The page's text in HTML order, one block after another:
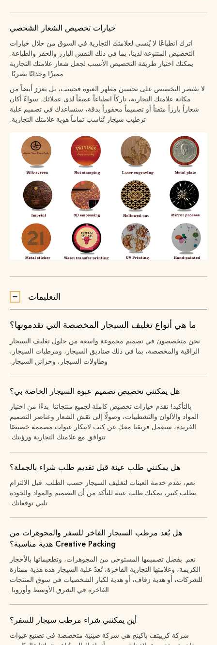
خيارات تخصيص الشعار الشخصي
اترك انطباعًا لا يُنسى لعلامتك التجارية في السوق من خلال خيارات
التخصيص المتنوعة لدينا، بما في ذلك النقش البارز والحفر والطباعة.
يمكنك اختيار طريقة التخصيص الأنسب لجعل شعار علامتك التجارية
مميزًا وجذابًا بصريًا.
لا يقتصر التخصيص على تحسين مظهر العبوة فحسب، بل يعزز أيضاً من
مكانة علامتك التجارية، تاركاً انطباعاً عميقاً لدى عملائك. سواءً أكان
شعاراً بارزاً متقناً أو تصميماً محفوراً بدقة، سنساعدك في تصميم علبة
ترطيب سيجار تُناسب تماماً هوية علامتك التجارية.
التعليمات
ما هي أنواع تغليف السيجار المخصصة التي تقدمونها؟
نحن متخصصون في تصميم مجموعة واسعة من حلول تغليف السيجار
الراقية والمخصصة، بما في ذلك صناديق السيجار، ومرطبات السيجار،
وطاولات السيجار، وخزائن السيجار.
هل يمكنني تخصيص تصميم عبوة السيجار الخاصة بي؟
بالتأكيد! نقدم خيارات تخصيص كاملة لجميع منتجاتنا. بدءًا من اختيار
المواد والألوان والتشطيبات، وصولًا إلى نقش الشعار وعناصر التصميم
الفريدة، سيعمل فريقنا معك عن كثب لابتكار عبوات مصممة خصيصًا
تتوافق مع علامتك التجارية ورؤيتك.
هل يمكنني طلب عينة قبل تقديم طلب شراء بالجملة؟
نعم، نقدم خدمة العينات لتغليف السيجار حسب الطلب. قبل الالتزام
بطلب كبير، يمكنك طلب عينة للتأكد من أن التصميم والمواد والجودة
تلبي توقعاتك.
هل يُعد مرطب السيجار الفاخر للسفر والمجوهرات من
Creative Packing هدية مناسبة؟
نعم. بفضل تصميمها المستوحى من المجوهرات، وتطعيماتها بالأحجار
الكريمة، وعلامتها التجارية الفاخرة، تُعدّ علبة السيجار هذه هدية ممتازة
للشركات، أو هدية زفاف، أو هدية لكبار الشخصيات في سوق المنتجات
الفاخرة في الشرق الأوسط وأوروبا.
أين يمكنني شراء مرطب سيجار للسفر؟
شركة كرييتف باكينج هي شركة صينية متخصصة في تصنيع عبوات